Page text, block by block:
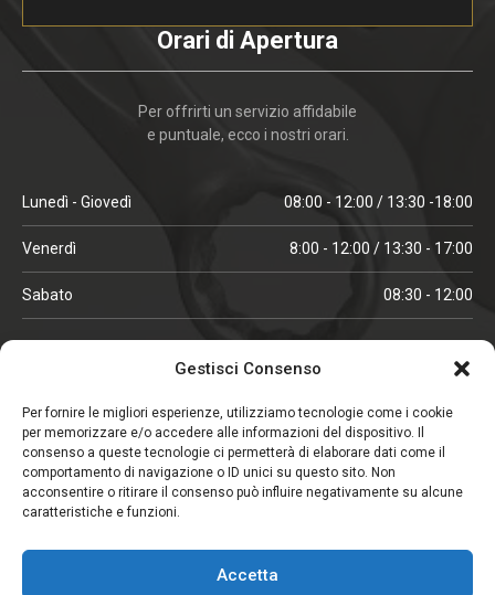
Gestisci Consenso
Per fornire le migliori esperienze, utilizziamo tecnologie come i cookie
per memorizzare e/o accedere alle informazioni del dispositivo. Il
consenso a queste tecnologie ci permetterà di elaborare dati come il
comportamento di navigazione o ID unici su questo sito. Non
acconsentire o ritirare il consenso può influire negativamente su alcune
caratteristiche e funzioni.
Accetta
Orari di Apertura
Per offrirti un servizio affidabile
e puntuale, ecco i nostri orari.
Lunedì - Giovedì 08:00 - 12:00 / 13:30 -18:00
Venerdì 8:00 - 12:00 / 13:30 - 17:00
Sabato 08:30 - 12:00
ORARI IN ALTA STAGIONE
Lunedì - Venerdì 08:00 - 12:00 / 13:30 -18:00
Sabato 08:00 - 12:00
CHIUSO IL SABATO
(gennaio, febbraio, agosto, settembre)